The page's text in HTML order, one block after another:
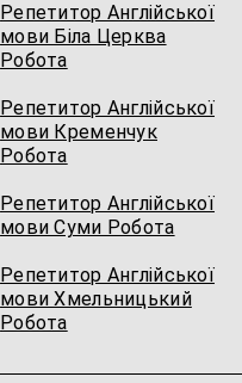
Репетитор Англійської
мови Біла Церква
Робота
Репетитор Англійської
мови Кременчук
Робота
Репетитор Англійської
мови Суми Робота
Репетитор Англійської
мови Хмельницький
Робота